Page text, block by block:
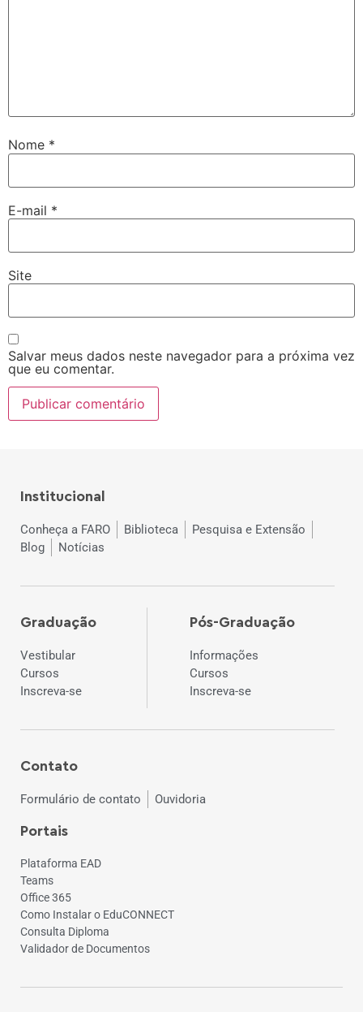
Nome *
E-mail *
Site
Salvar meus dados neste navegador para a próxima vez
que eu comentar.
Institucional
Conheça a FARO Biblioteca
Pesquisa e Extensão
Blog
Notícias
Graduação
Vestibular
Cursos
Inscreva-se
Pós-Graduação
Informações
Cursos
Inscreva-se
Contato
Formulário de contato Ouvidoria
Portais
Plataforma EAD
Teams
Office 365
Como Instalar o EduCONNECT
Consulta Diploma
Validador de Documentos